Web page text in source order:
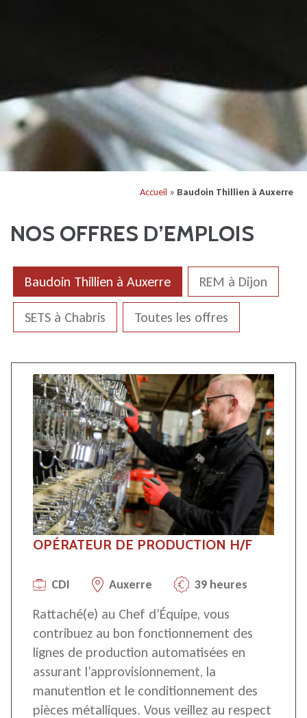
Accueil » Baudoin Thillien à Auxerre
NOS OFFRES D’EMPLOIS
Baudoin Thillien à Auxerre REM à Dijon
SETS à Chabris Toutes les offres
OPÉRATEUR DE PRODUCTION H/F
CDI Auxerre 39 heures
Rattaché(e) au Chef d’Équipe, vous
contribuez au bon fonctionnement des
lignes de production automatisées en
assurant l’approvisionnement, la
manutention et le conditionnement des
pièces métalliques. Vous veillez au respect